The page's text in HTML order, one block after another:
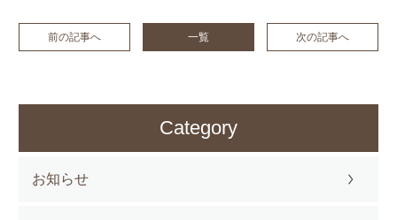
前の記事へ 一覧 次の記事へ
Category
お知らせ